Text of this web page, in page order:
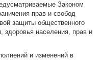
Законом
прав и свобод
защиты общественного
здоровья населения, прав и
и изменений в